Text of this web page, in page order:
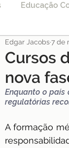
Educação
Tecnologia e
Seletivo
Medicina
Cursos
nova
Edgar Jacobs7 de
Enquanto o país
regulatórias
A formação